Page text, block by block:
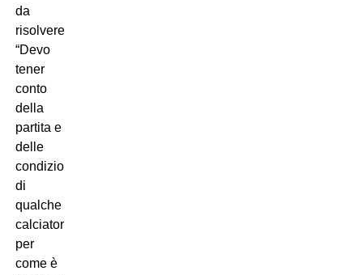
da
risolvere:
“Devo
tener
conto
della
partita e
delle
condizioni
di
qualche
calciatore
per
come è